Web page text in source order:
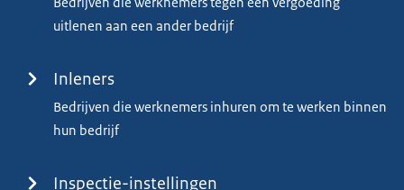
uitlenen aan een ander bedrijf
Inleners
Bedrijven die werknemers inhuren om te werken binnen
hun bedrijf
Inspectie-instellingen